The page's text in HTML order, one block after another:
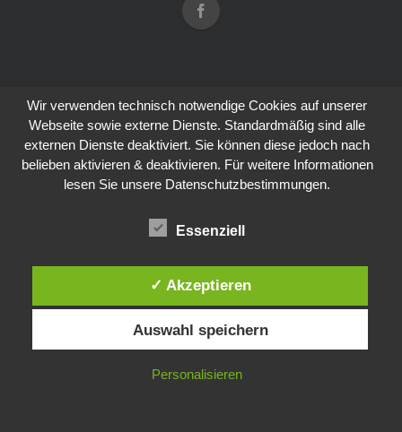
Wir verwenden technisch notwendige Cookies auf unserer
Webseite sowie externe Dienste. Standardmäßig sind alle
externen Dienste deaktiviert. Sie können diese jedoch nach
belieben aktivieren & deaktivieren. Für weitere Informationen
lesen Sie unsere Datenschutzbestimmungen.
Essenziell
✓ Akzeptieren
Auswahl speichern
Personalisieren